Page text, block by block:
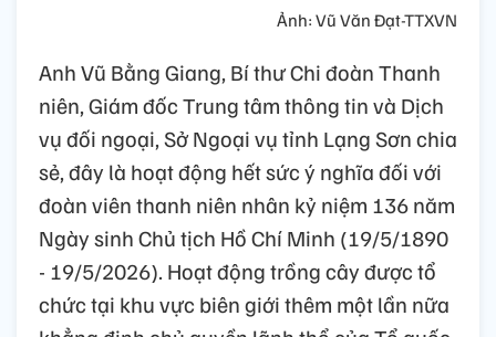
Ảnh: Vũ Văn Đạt-TTXVN
Anh Vũ Bằng Giang, Bí thư Chi đoàn Thanh
niên, Giám đốc Trung tâm thông tin và Dịch
vụ đối ngoại, Sở Ngoại vụ tỉnh Lạng Sơn chia
sẻ, đây là hoạt động hết sức ý nghĩa đối với
đoàn viên thanh niên nhân kỷ niệm 136 năm
Ngày sinh Chủ tịch Hồ Chí Minh (19/5/1890
- 19/5/2026). Hoạt động trồng cây được tổ
chức tại khu vực biên giới thêm một lần nữa